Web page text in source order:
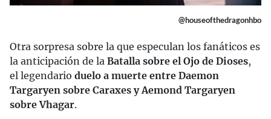
@houseofthedragonhbo
Otra sorpresa sobre la que especulan los fanáticos es
la anticipación de la Batalla sobre el Ojo de Dioses,
el legendario duelo a muerte entre Daemon
Targaryen sobre Caraxes y Aemond Targaryen
sobre Vhagar.